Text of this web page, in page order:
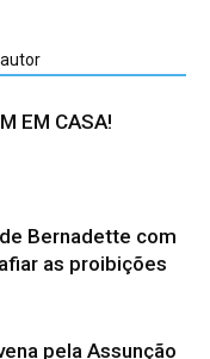
EM CASA!
Bernadette com
as proibições
pela Assunção